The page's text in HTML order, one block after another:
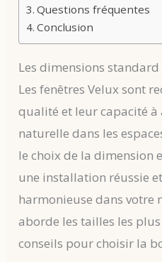
Questions fréquentes
Conclusion
Les dimensions
Les fenêtres Velux sont
qualité et leur capacité
naturelle dans les
le choix de la dimension
une installation réussie
harmonieuse dans votre
aborde les tailles les
conseils pour choisir la